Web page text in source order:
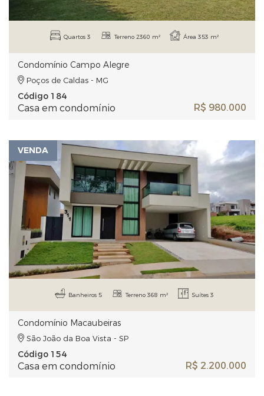
Quartos 3 Terreno 2360 m² Área 353 m²
Condomínio Campo Alegre
Poços de Caldas - MG
Código 184
Casa em condomínio R$ 980.000
VENDA
Banheiros 5 Terreno 368 m² Suítes 3
Condomínio Macaubeiras
São João da Boa Vista - SP
Código 154
Casa em condomínio R$ 2.200.000